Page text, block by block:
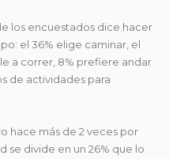
los encuestados dice hacer
el 36% elige caminar, el
a correr, 8% prefiere andar
de actividades para
hace más de 2 veces por
se divide en un 26% que lo